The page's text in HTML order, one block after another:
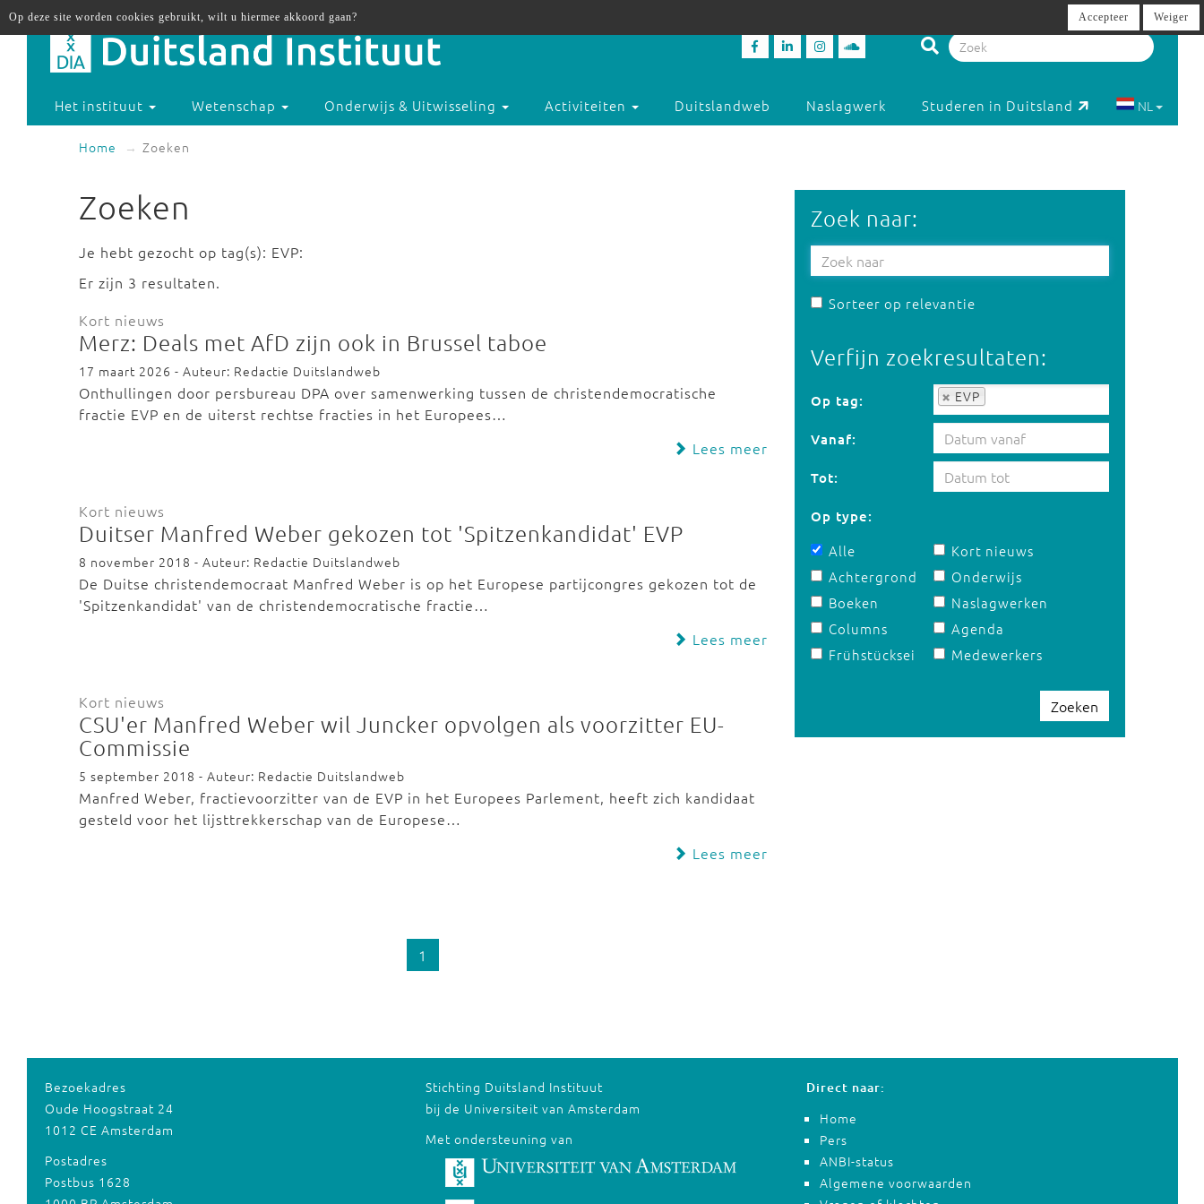
Het instituut Wetenschap Onderwijs & Uitwisseling Activiteiten Duitslandweb Naslagwerk Studeren in Duitsland NL
Home Zoeken
Zoeken
Je hebt gezocht op tag(s): EVP:
Er zijn 3 resultaten.
Kort nieuws
Merz: Deals met AfD zijn ook in Brussel taboe
17 maart 2026 - Auteur: Redactie Duitslandweb
Onthullingen door persbureau DPA over samenwerking tussen de christendemocratische
fractie EVP en de uiterst rechtse fracties in het Europees…
Lees meer
Kort nieuws
Duitser Manfred Weber gekozen tot 'Spitzenkandidat' EVP
8 november 2018 - Auteur: Redactie Duitslandweb
De Duitse christendemocraat Manfred Weber is op het Europese partijcongres gekozen tot de
'Spitzenkandidat' van de christendemocratische fractie…
Lees meer
Kort nieuws
CSU'er Manfred Weber wil Juncker opvolgen als voorzitter EU-
Commissie
5 september 2018 - Auteur: Redactie Duitslandweb
Manfred Weber, fractievoorzitter van de EVP in het Europees Parlement, heeft zich kandidaat
gesteld voor het lijsttrekkerschap van de Europese…
Lees meer
1
Zoek naar:
Sorteer op relevantie
Verfijn zoekresultaten:
Op tag: EVP
Op tag:
Vanaf:
Tot:
Op type:
Alle
Achtergrond
Boeken
Columns
Frühstücksei
Kort nieuws
Onderwijs
Naslagwerken
Agenda
Medewerkers
Zoeken
Bezoekadres
Oude Hoogstraat 24
1012 CE Amsterdam
Postadres
Postbus 1628
Stichting Duitsland Instituut
bij de Universiteit van Amsterdam
Met ondersteuning van
Direct naar:
Home
Pers
ANBI-status
Algemene voorwaarden
Op deze site worden cookies gebruikt, wilt u hiermee akkoord gaan? Accepteer Weiger